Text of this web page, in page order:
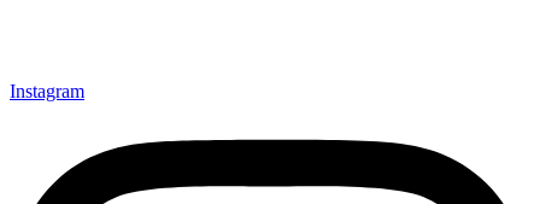
Instagram